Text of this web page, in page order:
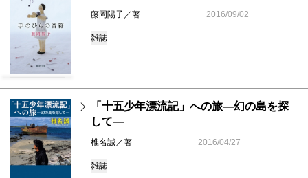
藤岡陽子／著 2016/09/02
雑誌
「十五少年漂流記」への旅―幻の島を探
して―
椎名誠／著 2016/04/27
雑誌